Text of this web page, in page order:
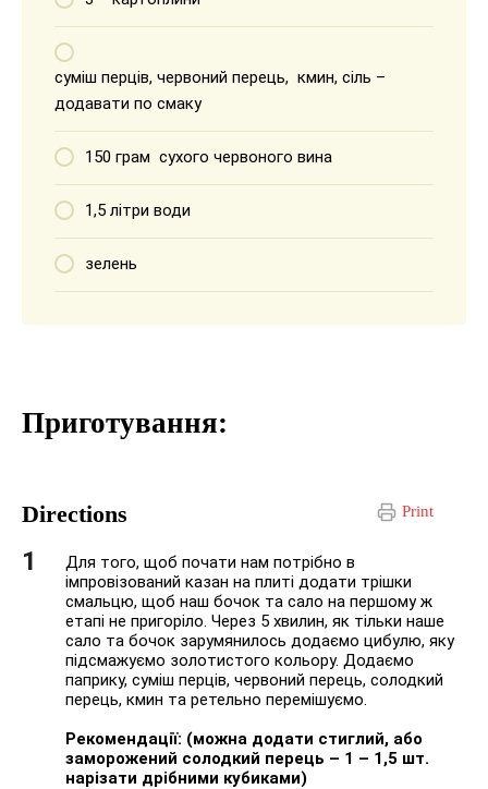
суміш перців, червоний перець, кмин, сіль –
додавати по смаку
150 грам сухого червоного вина
1,5 літри води
зелень
Приготування:
Print
Directions
Для того, щоб почати нам потрібно в
імпровізований казан на плиті додати трішки
смальцю, щоб наш бочок та сало на першому ж
етапі не пригоріло. Через 5 хвилин, як тільки наше
сало та бочок зарумянилось додаємо цибулю, яку
підсмажуємо золотистого кольору. Додаємо
паприку, суміш перців, червоний перець, солодкий
перець, кмин та ретельно перемішуємо.
Рекомендації: (можна додати стиглий, або
заморожений солодкий перець – 1 – 1,5 шт.
нарізати дрібними кубиками)